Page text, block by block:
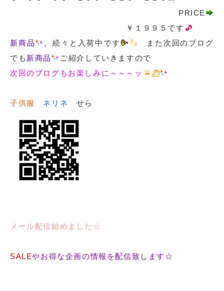
PRICE
￥１９９５です
新商品
、続々と入荷中です
また次回のブログ
でも 新商品
ご紹介していきますので
次回のブログもお楽しみに～～～ッ
子供服 ネリネ せら
メール配信始めました☆
SALEやお得な企画の情報を配信致します☆